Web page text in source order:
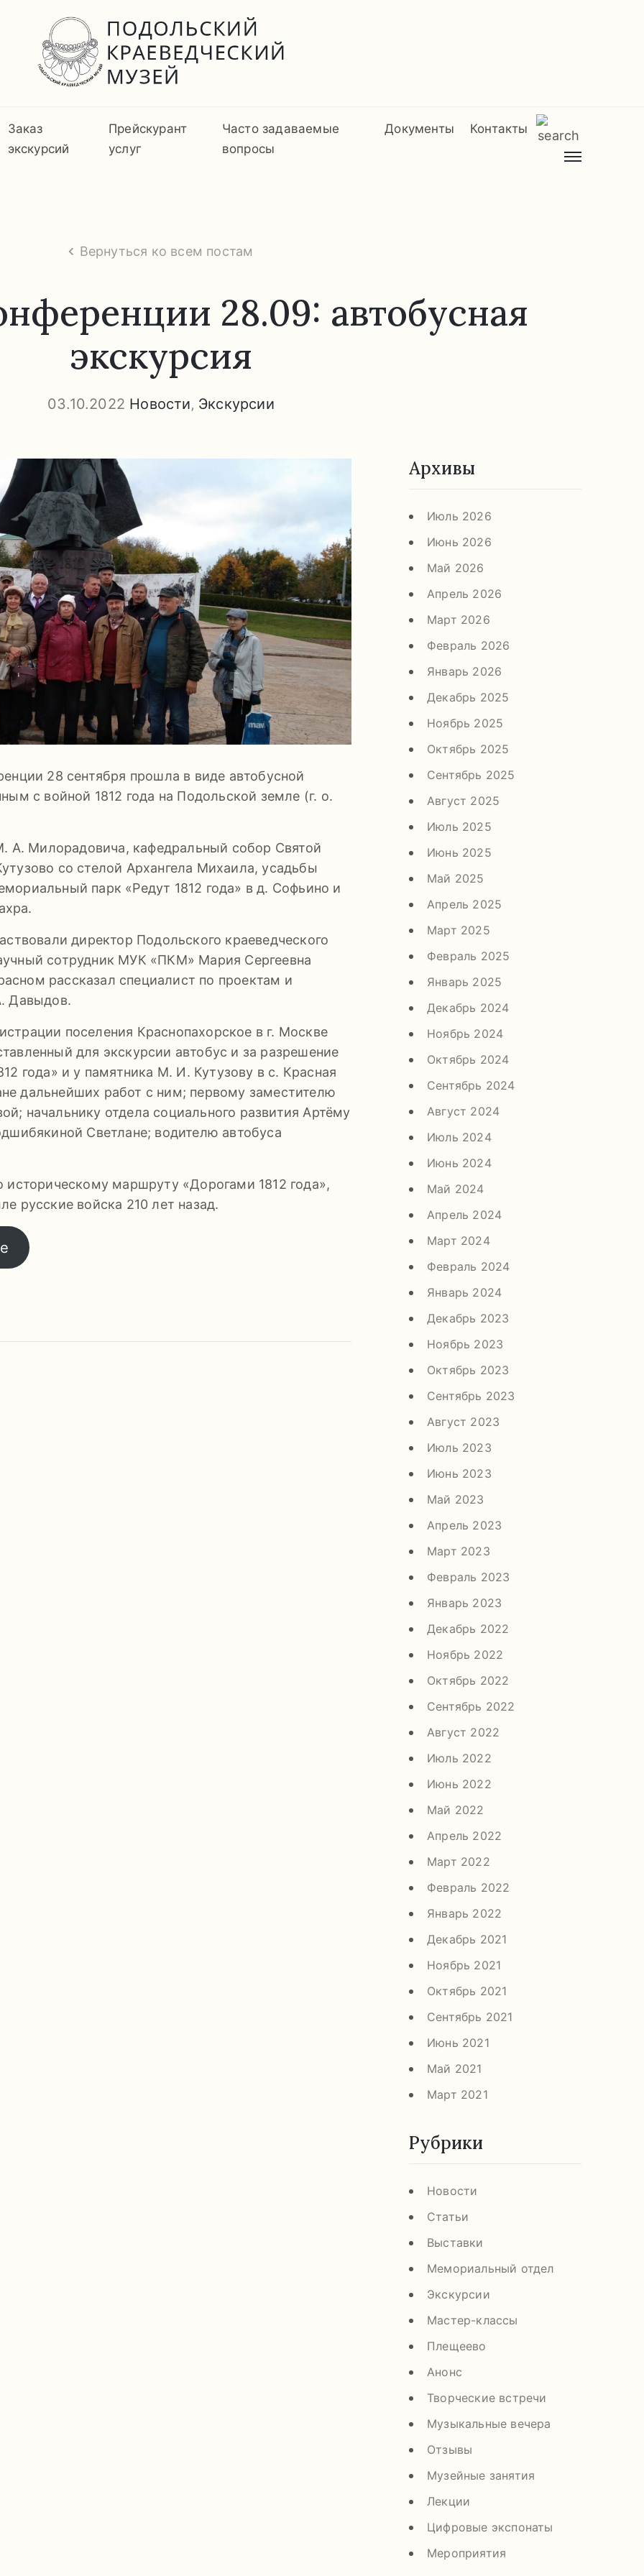
Заказ
экскурсий
Прейскурант
услуг
Часто задаваемые
вопросы
Документы Контакты
Вернуться ко всем постам
28.09: автобусная
экскурсия
03.10.2022 Новости‚ Экскурсии
28 сентября прошла в виде автобусной
с войной 1812 года на Подольской земле (г. о.
А. Милорадовича, кафедральный собор Святой
со стелой Архангела Михаила, усадьбы
парк «Редут 1812 года» в д. Софьино и
директор Подольского краеведческого
сотрудник МУК «ПКМ» Мария Сергеевна
рассказал специалист по проектам и
Давыдов.
поселения Краснопахорское в г. Москве
для экскурсии автобус и за разрешение
года» и у памятника М. И. Кутузову в с. Красная
дальнейших работ с ним; первому заместителю
начальнику отдела социального развития Артёму
Светлане; водителю автобуса
маршруту «Дорогами 1812 года»,
русские войска 210 лет назад.
Архивы
Июль 2026
Июнь 2026
Май 2026
Апрель 2026
Март 2026
Февраль 2026
Январь 2026
Декабрь 2025
Ноябрь 2025
Октябрь 2025
Сентябрь 2025
Август 2025
Июль 2025
Июнь 2025
Май 2025
Апрель 2025
Март 2025
Февраль 2025
Январь 2025
Декабрь 2024
Ноябрь 2024
Октябрь 2024
Сентябрь 2024
Август 2024
Июль 2024
Июнь 2024
Май 2024
Апрель 2024
Март 2024
Февраль 2024
Январь 2024
Декабрь 2023
Ноябрь 2023
Октябрь 2023
Сентябрь 2023
Август 2023
Июль 2023
Июнь 2023
Май 2023
Апрель 2023
Март 2023
Февраль 2023
Январь 2023
Декабрь 2022
Ноябрь 2022
Октябрь 2022
Сентябрь 2022
Август 2022
Июль 2022
Июнь 2022
Май 2022
Апрель 2022
Март 2022
Февраль 2022
Январь 2022
Декабрь 2021
Ноябрь 2021
Октябрь 2021
Сентябрь 2021
Июнь 2021
Май 2021
Март 2021
Рубрики
Новости
Статьи
Выставки
Мемориальный отдел
Экскурсии
Мастер-классы
Плещеево
Анонс
Творческие встречи
Музыкальные вечера
Отзывы
Музейные занятия
Лекции
Цифровые экспонаты
Мероприятия